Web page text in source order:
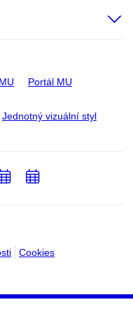
Portál MU
Jednotný vizuální styl
Cookies
PřidatPřidat